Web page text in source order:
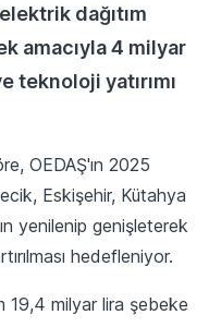
dağıtım
amacıyla 4 milyar
teknoloji yatırımı
OEDAŞ'ın 2025
Eskişehir, Kütahya
yenilenip genişleterek
hedefleniyor.
milyar lira şebeke